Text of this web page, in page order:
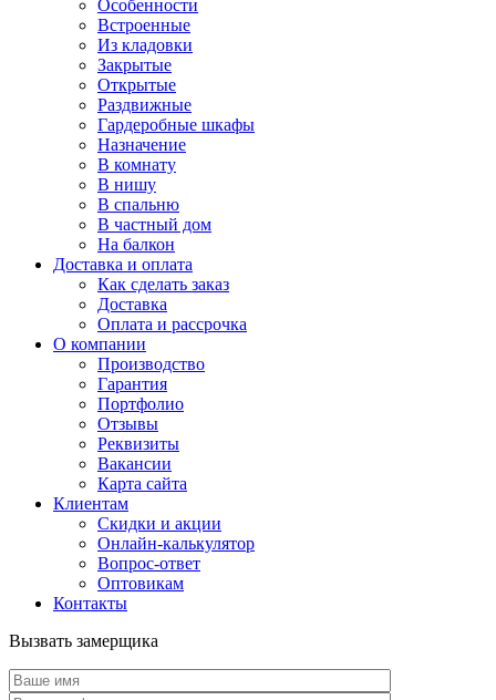
Особенности
Встроенные
Из кладовки
Закрытые
Открытые
Раздвижные
Гардеробные шкафы
Назначение
В комнату
В нишу
В спальню
В частный дом
На балкон
Доставка и оплата
Как сделать заказ
Доставка
Оплата и рассрочка
О компании
Производство
Гарантия
Портфолио
Отзывы
Реквизиты
Вакансии
Карта сайта
Клиентам
Скидки и акции
Онлайн-калькулятор
Вопрос-ответ
Оптовикам
Контакты
Вызвать замерщика